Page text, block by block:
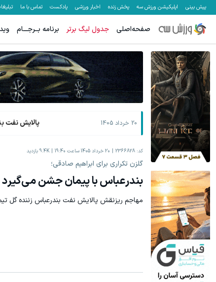
پیش بینی اپلیکیشن ورزش سه پخش زنده اخبار ورزشی پادکست تماس با ما
صفحه‌اصلی جدول لیگ برتر برنامه بــرجـــام
20 خرداد 1405 پالایش نفت
کد: 2366828 20 خرداد 1405 ساعت 19:40 9.4K بازدید
گلزن تکراری برای ابراهیم صادقی؛
بندرعباس با پیمان جشن می‌گیرد
مهاجم ریزنقش پالایش نفت بندرعباس زننده گل
هنوز 50 تتر رو دریافت نکردی؟ | رایگان ثبت نام کن و رایگان شروع کن! تا 70 درصد تخفیف محصولات جین وست + خرید در 4 قسط
سرمایه گذاری ارزی روی سهام تویوتا - کلیک کن